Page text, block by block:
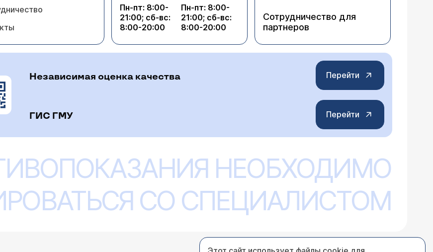
Пн-пт: 8:00-
21:00; сб-вс:
8:00-20:00
Пн-пт: 8:00-
21:00; сб-вс:
8:00-20:00
Сотрудничество для
партнеров
Независимая оценка качества Перейти
ГИС ГМУ Перейти
НЕОБХОДИМО
СО СПЕЦИАЛИСТОМ